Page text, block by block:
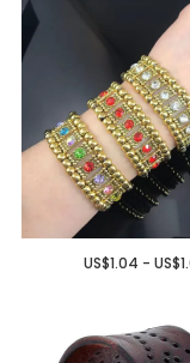
US$1.04 -